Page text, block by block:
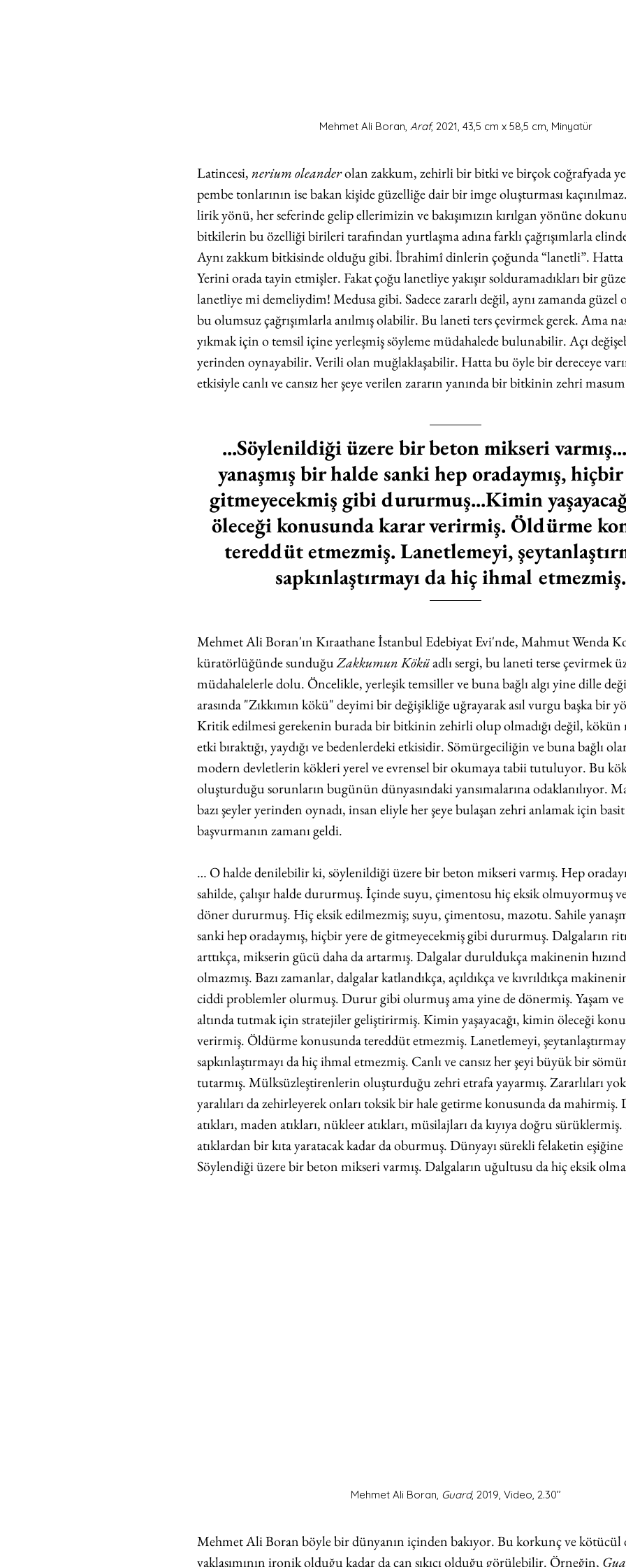
Mehmet Ali Boran, Araf, 2021, 43,5 cm x 58,5 cm, Minyatür
Latincesi, nerium oleander olan zakkum, zehirli bir bitki ve birçok coğrafyada
pembe tonlarının ise bakan kişide güzelliğe dair bir imge oluşturması
lirik yönü, her seferinde gelip ellerimizin ve bakışımızın kırılgan yönüne
bitkilerin bu özelliği birileri tarafından yurtlaşma adına farklı çağrışımlarla
Aynı zakkum bitkisinde olduğu gibi. İbrahimî dinlerin çoğunda “lanetli”.
Yerini orada tayin etmişler. Fakat çoğu lanetliye yakışır solduramadıkları bir
lanetliye mi demeliydim! Medusa gibi. Sadece zararlı değil, aynı zamanda
bu olumsuz çağrışımlarla anılmış olabilir. Bu laneti ters çevirmek gerek. Ama
yıkmak için o temsil içine yerleşmiş söyleme müdahalede bulunabilir. Açı
yerinden oynayabilir. Verili olan muğlaklaşabilir. Hatta bu öyle bir dereceye
etkisiyle canlı ve cansız her şeye verilen zararın yanında bir bitkinin zehri
...Söylenildiği üzere bir beton mikseri
yanaşmış bir halde sanki hep oradaymış,
gitmeyecekmiş gibi dururmuş...Kimin
öleceği konusunda karar verirmiş. Öldürme
tereddüt etmezmiş. Lanetlemeyi,
sapkınlaştırmayı da hiç ihmal
Mehmet Ali Boran'ın Kıraathane İstanbul Edebiyat Evi'nde, Mahmut Wenda
küratörlüğünde sunduğu Zakkumun Kökü adlı sergi, bu laneti terse çevirmek
müdahalelerle dolu. Öncelikle, yerleşik temsiller ve buna bağlı algı yine dille
arasında "Zıkkımın kökü" deyimi bir değişikliğe uğrayarak asıl vurgu başka bir
Kritik edilmesi gerekenin burada bir bitkinin zehirli olup olmadığı değil, kökün
etki bıraktığı, yaydığı ve bedenlerdeki etkisidir. Sömürgeciliğin ve buna bağlı
modern devletlerin kökleri yerel ve evrensel bir okumaya tabii tutuluyor. Bu
oluşturduğu sorunların bugünün dünyasındaki yansımalarına odaklanılıyor.
bazı şeyler yerinden oynadı, insan eliyle her şeye bulaşan zehri anlamak için
başvurmanın zamanı geldi.
… O halde denilebilir ki, söylenildiği üzere bir beton mikseri varmış. Hep
sahilde, çalışır halde dururmuş. İçinde suyu, çimentosu hiç eksik olmuyormuş
döner dururmuş. Hiç eksik edilmezmiş; suyu, çimentosu, mazotu. Sahile
sanki hep oradaymış, hiçbir yere de gitmeyecekmiş gibi dururmuş. Dalgaların
arttıkça, mikserin gücü daha da artarmış. Dalgalar duruldukça makinenin
olmazmış. Bazı zamanlar, dalgalar katlandıkça, açıldıkça ve kıvrıldıkça
ciddi problemler olurmuş. Durur gibi olurmuş ama yine de dönermiş. Yaşam
altında tutmak için stratejiler geliştirirmiş. Kimin yaşayacağı, kimin öleceği
verirmiş. Öldürme konusunda tereddüt etmezmiş. Lanetlemeyi,
sapkınlaştırmayı da hiç ihmal etmezmiş. Canlı ve cansız her şeyi büyük bir
tutarmış. Mülksüzleştirenlerin oluşturduğu zehri etrafa yayarmış. Zararlıları
yaralıları da zehirleyerek onları toksik bir hale getirme konusunda da mahirmiş.
atıkları, maden atıkları, nükleer atıkları, müsilajları da kıyıya doğru
atıklardan bir kıta yaratacak kadar da oburmuş. Dünyayı sürekli felaketin
Söylendiği üzere bir beton mikseri varmış. Dalgaların uğultusu da hiç eksik
Mehmet Ali Boran, Guard, 2019, Video, 2.30’’
Mehmet Ali Boran böyle bir dünyanın içinden bakıyor. Bu korkunç ve
yaklaşımının ironik olduğu kadar da can sıkıcı olduğu görülebilir. Örneğin,